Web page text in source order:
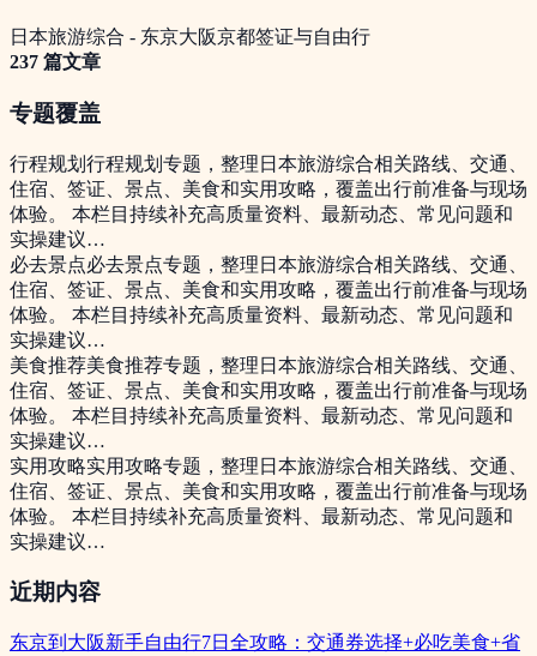
日本旅游综合 - 东京大阪京都签证与自由行
237 篇文章
专题覆盖
行程规划 行程规划专题，整理日本旅游综合相关路线、交通、
住宿、签证、景点、美食和实用攻略，覆盖出行前准备与现场
体验。 本栏目持续补充高质量资料、最新动态、常见问题和
实操建议…
必去景点必去景点专题，整理日本旅游综合相关路线、交通、
住宿、签证、景点、美食和实用攻略，覆盖出行前准备与现场
体验。 本栏目持续补充高质量资料、最新动态、常见问题和
实操建议…
美食推荐美食推荐专题，整理日本旅游综合相关路线、交通、
住宿、签证、景点、美食和实用攻略，覆盖出行前准备与现场
体验。 本栏目持续补充高质量资料、最新动态、常见问题和
实操建议…
实用攻略实用攻略专题，整理日本旅游综合相关路线、交通、
住宿、签证、景点、美食和实用攻略，覆盖出行前准备与现场
体验。 本栏目持续补充高质量资料、最新动态、常见问题和
实操建议…
近期内容
东京到大阪新手自由行7日全攻略：交通券选择+必吃美食+省